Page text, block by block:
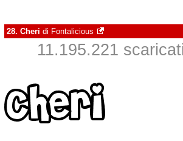
28. Cheri di Fontalicious
11.195.221